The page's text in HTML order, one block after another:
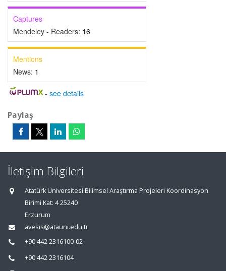
Captures
Mendeley - Readers: 16
Mentions
News: 1
- see details
Paylaş
İletişim Bilgileri
Atatürk Üniversitesi Bilimsel Araştırma Projeleri Koordinasyon
Birimi Kat: 4 25240
Erzurum
avesis@atauni.edu.tr
+90 442 2316100-02
+90 442 2316104